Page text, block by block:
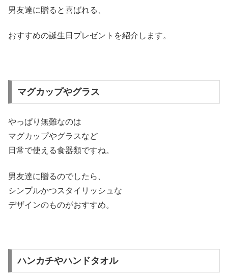
男友達に贈ると喜ばれる、
おすすめの誕生日プレゼントを紹介します。
マグカップやグラス
やっぱり無難なのは
マグカップやグラスなど
日常で使える食器類ですね。
男友達に贈るのでしたら、
シンプルかつスタイリッシュな
デザインのものがおすすめ。
ハンカチやハンドタオル